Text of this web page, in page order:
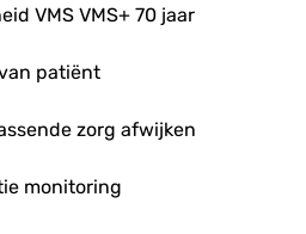
VMS VMS+ 70 jaar
patiënt
zorg afwijken
monitoring